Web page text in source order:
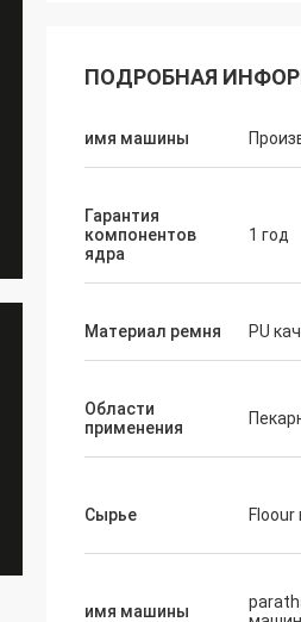
ПОДРОБНАЯ
имя машины
Гарантия
компонентов
ядра
1 год
Материал ремня PU
Области
применения
Сырье
имя машины